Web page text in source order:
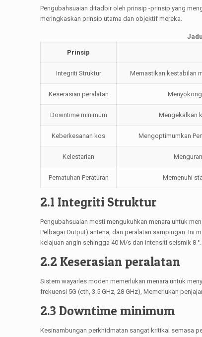
Pengubahsuaian ditadbir oleh prinsip -prinsip yang
meringkaskan prinsip utama dan objektif mereka.
Prinsip
Integriti Struktur Memastikan kestabilan
Keserasian peralatan
Downtime minimum Mengekalkan
Keberkesanan kos Mengoptimumkan
Kelestarian
Pematuhan Peraturan Memenuhi
2.1 Integriti Struktur
Pengubahsuaian mesti mengukuhkan menara untuk
Pelbagai Output) antena, dan peralatan sampingan. Ini
kelajuan angin sehingga 40 M/s dan intensiti seismik 8 °.
2.2 Keserasian peralatan
Sistem wayarles moden memerlukan menara untuk
frekuensi 5G (cth, 3.5 GHz, 28 GHz), Memerlukan
2.3 Downtime minimum
Kesinambungan perkhidmatan sangat kritikal semasa